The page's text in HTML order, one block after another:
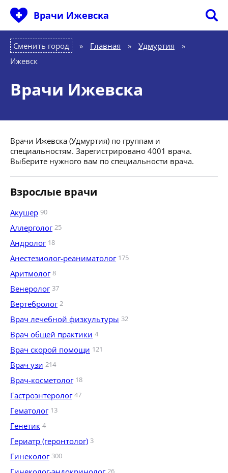
Врачи Ижевска
Сменить город Главная » Удмуртия
»
Ижевск
Врачи Ижевска
Врачи Ижевска (Удмуртия) по группам и
специальностям. Зарегистрировано 4001 врача.
Выберите нужного вам по специальности врача.
Взрослые врачи
Акушер 90
Аллерголог 25
Андролог 18
Анестезиолог-реаниматолог 175
Аритмолог 8
Венеролог 37
Вертебролог 2
Врач лечебной физкультуры 32
Врач общей практики 4
Врач скорой помощи 121
Врач узи 214
Врач-косметолог 18
Гастроэнтеролог 47
Гематолог 13
Генетик 4
Гериатр (геронтолог) 3
Гинеколог 300
26